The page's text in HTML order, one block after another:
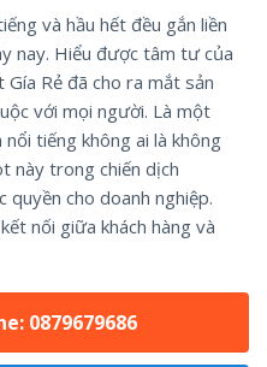
và hầu hết đều gắn liền
nay. Hiểu được tâm tư của
Rẻ đã cho ra mắt sản
với mọi người. Là một
tiếng không ai là không
này trong chiến dịch
cho doanh nghiệp.
nối giữa khách hàng và
0879679686